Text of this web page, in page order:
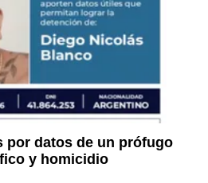
por datos de un prófugo
y homicidio